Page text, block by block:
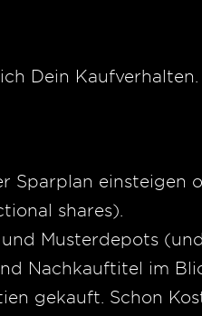
Dein Kaufverhalten.
Sparplan einsteigen
shares).
Musterdepots
Nachkauftitel im
gekauft. Schon